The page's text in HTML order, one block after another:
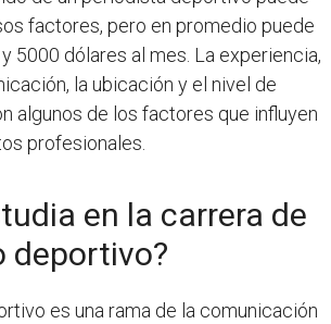
factores, pero en promedio puede
5000 dólares al mes. La experiencia,
la ubicación y el nivel de
algunos de los factores que influyen
profesionales.
en la carrera de
deportivo?
es una rama de la comunicación